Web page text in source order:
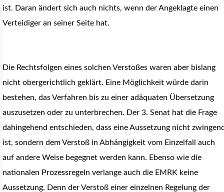
ist. Daran ändert sich auch nichts, wenn der Angeklagte einen
Verteidiger an seiner Seite hat.
Die Rechtsfolgen eines solchen Verstoßes waren aber bislang
nicht obergerichtlich geklärt. Eine Möglichkeit würde darin
bestehen, das Verfahren bis zu einer adäquaten Übersetzung
auszusetzen oder zu unterbrechen. Der 3. Senat hat die Frage
dahingehend entschieden, dass eine Aussetzung nicht
ist, sondern dem Verstoß in Abhängigkeit vom Einzelfall auch
auf andere Weise begegnet werden kann. Ebenso wie die
nationalen Prozessregeln verlange auch die EMRK keine
Aussetzung. Denn der Verstoß einer einzelnen Regelung der